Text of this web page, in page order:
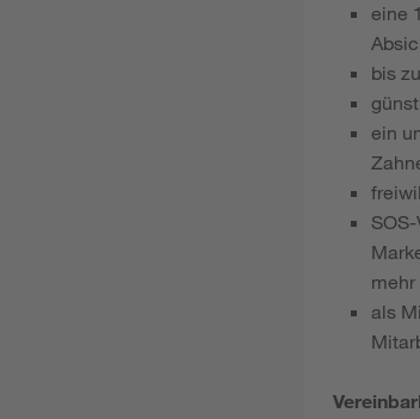
eine
bis
ein
mehr
als